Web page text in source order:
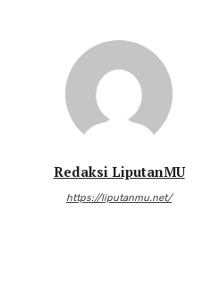
Redaksi LiputanMU
https://liputanmu.net/